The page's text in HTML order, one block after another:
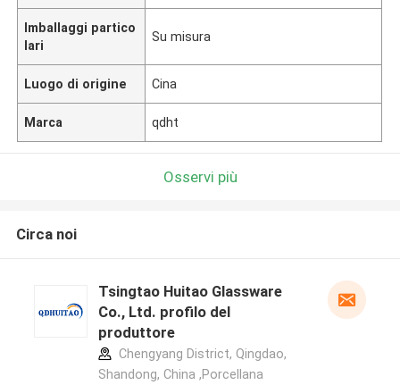
Imballaggi partico
lari
Su misura
Luogo di origine Cina
Marca qdht
Osservi più
Circa noi
Tsingtao Huitao Glassware
Co., Ltd. profilo del
produttore
Chengyang District, Qingdao,
Shandong, China ,Porcellana